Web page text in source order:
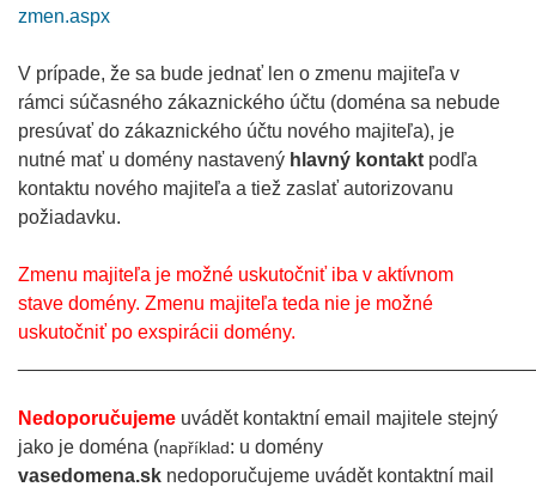
zmen.aspx
V prípade, že sa bude jednať len o zmenu majiteľa v
rámci súčasného zákaznického účtu (doména sa nebude
presúvať do zákaznického účtu nového majiteľa), je
nutné mať u domény nastavený hlavný kontakt podľa
kontaktu nového majiteľa a tiež zaslať autorizovanu
požiadavku.
Zmenu majiteľa je možné uskutočniť iba v aktívnom
stave domény. Zmenu majiteľa teda nie je možné
uskutočniť po exspirácii domény.
Nedoporučujeme uvádět kontaktní email majitele stejný
jako je doména (například: u domény
vasedomena.sk nedoporučujeme uvádět kontaktní mail